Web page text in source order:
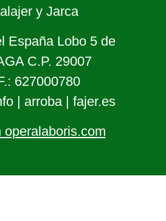
y Jarca
España Lobo 5 de
C.P. 29007
627000780
| arroba | fajer.es
operalaboris.com